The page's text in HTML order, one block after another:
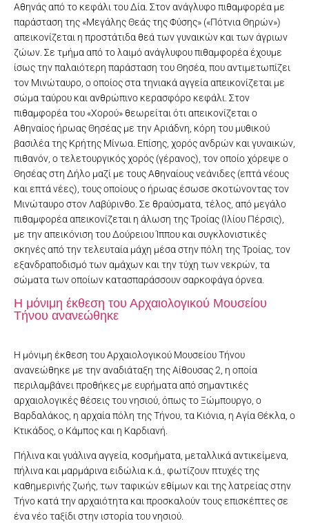
Αθηνάς από το κεφάλι του Δία. Στον ανάγλυφο πιθαμφορέα με
παράσταση της «Μεγάλης Θεάς της Φύσης» («Πότνια Θηρών»)
απεικονίζεται η προστάτιδα θεά των γυναικών και των άγριων
ζώων. Σε τμήμα από το λαιμό ανάγλυφου πιθαμφορέα έχουμε
ίσως την παλαιότερη παράσταση του Θησέα, που αντιμετωπίζει
τον Μινώταυρο, ο οποίος στα τηνιακά αγγεία απεικονίζεται με
σώμα ταύρου και ανθρώπινο κερασφόρο κεφάλι. Στον
πιθαμφορέα του «Χορού» θεωρείται ότι απεικονίζεται ο
Αθηναίος ήρωας Θησέας με την Αριάδνη, κόρη του μυθικού
βασιλέα της Κρήτης Μίνωα. Επίσης, χορός ανδρών και γυναικών,
πιθανόν, ο τελετουργικός χορός (γέρανος), τον οποίο χόρεψε ο
Θησέας στη Δήλο μαζί με τους Αθηναίους νεάνιδες (επτά νέους
και επτά νέες), τους οποίους ο ήρωας έσωσε σκοτώνοντας τον
Μινώταυρο στον Λαβύρινθο. Σε θραύσματα, τέλος, από μεγάλο
πιθαμφορέα απεικονίζεται η άλωση της Τροίας (Ιλίου Πέρσις),
με την απεικόνιση του Δούρειου Ίππου και συγκλονιστικές
σκηνές από την τελευταία μάχη μέσα στην πόλη της Τροίας, τον
εξανδραποδισμό των αμάχων και την τύχη των νεκρών, τα
σώματα των οποίων κατασπαράσσουν σαρκοφάγα όρνεα.
Η μόνιμη έκθεση του Αρχαιολογικού Μουσείου
Τήνου ανανεώθηκε
Η μόνιμη έκθεση του Αρχαιολογικού Μουσείου Τήνου
ανανεώθηκε με την αναδιάταξη της Αίθουσας 2, η οποία
περιλαμβάνει προθήκες με ευρήματα από σημαντικές
αρχαιολογικές θέσεις του νησιού, όπως το Ξώμπουργο, ο
Βαρδαλάκος, η αρχαία πόλη της Τήνου, τα Κιόνια, η Αγία Θέκλα, ο
Κτικάδος, ο Κάμπος και η Καρδιανή.
Πήλινα και γυάλινα αγγεία, κοσμήματα, μεταλλικά αντικείμενα,
πήλινα και μαρμάρινα ειδώλια κ.ά., φωτίζουν πτυχές της
καθημερινής ζωής, των ταφικών εθίμων και της λατρείας στην
Τήνο κατά την αρχαιότητα και προσκαλούν τους επισκέπτες σε
ένα νέο ταξίδι στην ιστορία του νησιού.